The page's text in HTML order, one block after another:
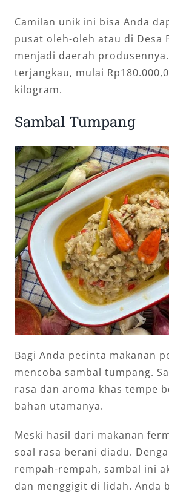
Camilan unik ini bisa Anda
pusat oleh-oleh atau di Desa
menjadi daerah
terjangkau, mulai
kilogram.
Sambal Tumpang
Bagi Anda pecinta makanan
mencoba sambal tumpang.
rasa dan aroma khas tempe
bahan utamanya.
Meski hasil dari makanan
soal rasa berani diadu.
rempah-rempah, sambal ini
dan menggigit di lidah. Anda